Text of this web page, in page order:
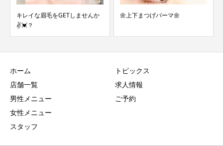
🌼上下まつげパーマ🌼
ホーム
店舗一覧
男性メニュー
女性メニュー
スタッフ
トピックス
求人情報
ご予約